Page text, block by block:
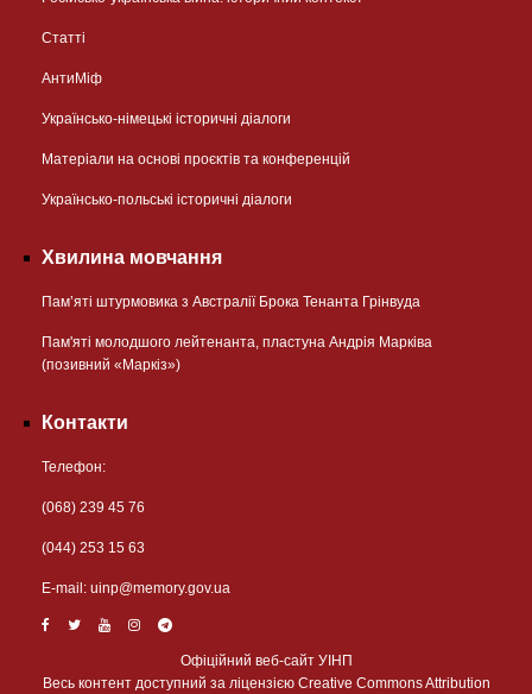
Статті
АнтиМіф
Українсько-німецькі історичні діалоги
Матеріали на основі проєктів та конференцій
Українсько-польські історичні діалоги
Хвилина мовчання
Пам’яті штурмовика з Австралії Брока Тенанта Грінвуда
Пам'яті молодшого лейтенанта, пластуна Андрія Марківа
(позивний «Маркіз»)
Контакти
Телефон:
(068) 239 45 76
(044) 253 15 63
Е-mail: uinp@memory.gov.ua
Офіційний веб-сайт УІНП
Весь контент доступний за ліцензією Creative Commons Attribution